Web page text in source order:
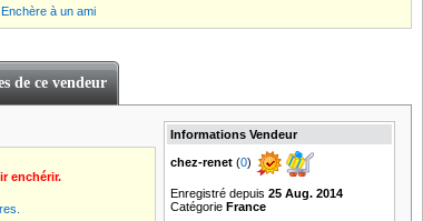
Enchère à un ami
de ce vendeur
enchérir.
Informations Vendeur
chez-renet (0)
Enregistré depuis 25 Aug. 2014
Catégorie France